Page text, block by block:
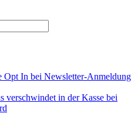
Opt In bei Newsletter-Anmeldung
verschwindet in der Kasse bei